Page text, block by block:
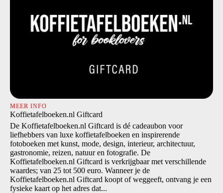
MEER INFO
Koffietafelboeken.nl Giftcard
De Koffietafelboeken.nl Giftcard is dé cadeaubon voor
liefhebbers van luxe koffietafelboeken en inspirerende
fotoboeken met kunst, mode, design, interieur, architectuur,
gastronomie, reizen, natuur en fotografie. De
Koffietafelboeken.nl Giftcard is verkrijgbaar met verschillende
waardes; van 25 tot 500 euro. Wanneer je de
Koffietafelboeken.nl Giftcard koopt of weggeeft, ontvang je een
fysieke kaart op het adres dat...